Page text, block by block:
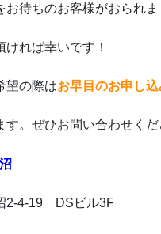
お待ちのお客様がおられ
れば幸いです！
望の際はお早目のお申し込
す。ぜひお問い合わせくだ
2-4-19 DSビル3F